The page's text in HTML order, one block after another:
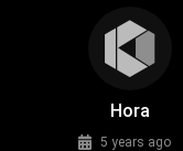
Hora
5 years ago